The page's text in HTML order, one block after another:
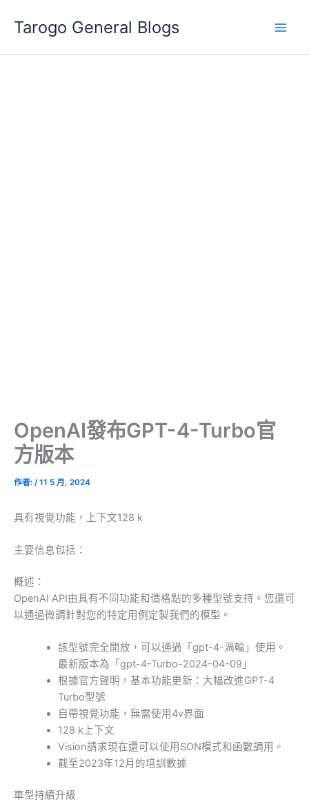
要
Tarogo General Blogs
OpenAI發布GPT-4-Turbo官
方版本
作者: /11 5 月, 2024
具有視覺功能，上下文128 k
主要信息包括：
概述：
OpenAI API由具有不同功能和價格點的多種型號支持。您還可
以通過微調針對您的特定用例定製我們的模型。
該型號完全開放，可以通過「gpt-4-渦輪」使用。
最新版本為「gpt-4-Turbo-2024-04-09」
根據官方聲明，基本功能更新：大幅改進GPT-4
Turbo型號
自帶視覺功能，無需使用4v界面
128 k上下文
Vision請求現在還可以使用SON模式和函數調用。
截至2023年12月的培訓數據
車型持續升級